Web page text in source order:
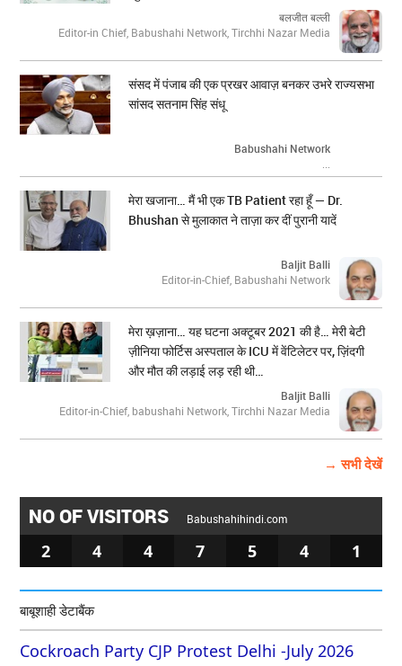
बलजीत बल्ली
Editor-in Chief, Babushahi Network, Tirchhi Nazar Media
संसद में पंजाब की एक प्रखर आवाज़ बनकर उभरे राज्यसभा
सांसद सतनाम सिंह संधू
Babushahi Network
...
मेरा खजाना… मैं भी एक TB Patient रहा हूँ — Dr.
Bhushan से मुलाकात ने ताज़ा कर दीं पुरानी यादें
Baljit Balli
Editor-in-Chief, Babushahi Network
मेरा ख़ज़ाना… यह घटना अक्टूबर 2021 की है… मेरी बेटी
ज़ीनिया फोर्टिस अस्पताल के ICU में वेंटिलेटर पर, ज़िंदगी
और मौत की लड़ाई लड़ रही थी…
Baljit Balli
Editor-in-Chief, babushahi Network, Tirchhi Nazar Media
→ सभी देखें
NO OF VISITORS Babushahihindi.com
2 4 4 7 5 4 1
बाबूशाही डेटाबैंक
Cockroach Party CJP Protest Delhi -July 2026